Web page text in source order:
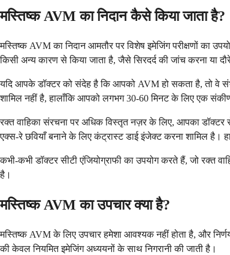
मस्तिष्क AVM का निदान कैसे किया जाता है?
मस्तिष्क AVM का निदान आमतौर पर विशेष इमेजिंग परीक्षणों का
किसी अन्य कारण से किया जाता है, जैसे सिरदर्द की जांच करना या
यदि आपके डॉक्टर को संदेह है कि आपको AVM हो सकता है, तो वे
शामिल नहीं है, हालाँकि आपको लगभग 30-60 मिनट के लिए एक
रक्त वाहिका संरचना पर अधिक विस्तृत नज़र के लिए, आपका
एक्स-रे छवियाँ बनाने के लिए कंट्रास्ट डाई इंजेक्ट करना शामिल है।
कभी-कभी डॉक्टर सीटी एंजियोग्राफी का उपयोग करते हैं, जो रक्त
है।
मस्तिष्क AVM का उपचार क्या है?
मस्तिष्क AVM के लिए उपचार हमेशा आवश्यक नहीं होता है, और
की केवल नियमित इमेजिंग अध्ययनों के साथ निगरानी की जाती है।